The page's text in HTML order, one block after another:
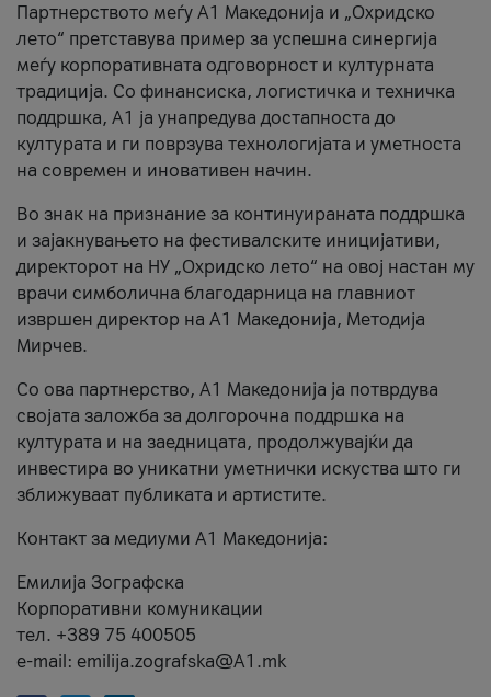
Партнерството меѓу A1 Македонија и „Охридско
лето“ претставува пример за успешна синергија
меѓу корпоративната одговорност и културната
традиција. Со финансиска, логистичка и техничка
поддршка, A1 ја унапредува достапноста до
културата и ги поврзува технологијата и уметноста
на современ и иновативен начин.
Во знак на признание за континуираната поддршка
и зајакнувањето на фестивалските иницијативи,
директорот на НУ „Охридско лето“ на овој настан му
врачи симболична благодарница на главниот
извршен директор на A1 Македонија, Методија
Мирчев.
Со ова партнерство, A1 Македонија ја потврдува
својата заложба за долгорочна поддршка на
културата и на заедницата, продолжувајќи да
инвестира во уникатни уметнички искуства што ги
зближуваат публиката и артистите.
Контакт за медиуми А1 Македонија:
Емилија Зографска
Корпоративни комуникации
тел. +389 75 400505
e-mail: emilija.zografska@A1.mk